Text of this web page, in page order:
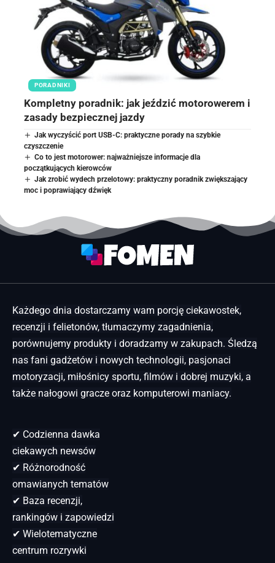
PORADNIKI
Kompletny poradnik: jak jeździć motorowerem i
zasady bezpiecznej jazdy
Jak wyczyścić port USB-C: praktyczne porady na szybkie
czyszczenie
Co to jest motorower: najważniejsze informacje dla
początkujących kierowców
Jak zrobić wydech przelotowy: praktyczny poradnik zwiększający
moc i poprawiający dźwięk
Każdego dnia dostarczamy wam porcję ciekawostek,
recenzji i felietonów, tłumaczymy zagadnienia,
porównujemy produkty i doradzamy w zakupach. Śledzą
nas fani gadżetów i nowych technologii, pasjonaci
motoryzacji, miłośnicy sportu, filmów i dobrej muzyki, a
także nałogowi gracze oraz komputerowi maniacy.
✔ Codzienna dawka
ciekawych newsów
✔ Różnorodność
omawianych tematów
✔ Baza recenzji,
rankingów i zapowiedzi
✔ Wielotematyczne
centrum rozrywki